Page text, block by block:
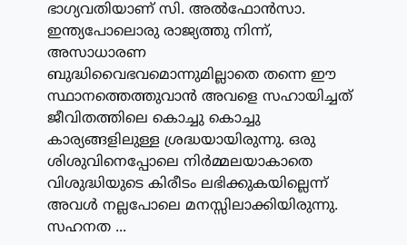
ഭാഗ്യവതിയാണ് സി. അല്‍ഫോന്‍സാ.
ഇന്ത്യപോലൊരു രാജ്യത്തു നിന്ന്,
അസാധാരണ
ബുദ്ധിവൈഭവമൊന്നുമില്ലാതെ തന്നെ ഈ
സ്ഥാനത്തെത്തുവാന്‍ അവളെ സഹായിച്ചത്
ജീവിതത്തിലെ കൊച്ചു കൊച്ചു
കാര്യങ്ങളിലുള്ള ശ്രദ്ധയായിരുന്നു. ഒരു
ശിശുവിനെപ്പോലെ നിര്‍മ്മലയാകാതെ
വിശുദ്ധിയുടെ കിരീടം ലഭിക്കുകയില്ലെന്ന്
അവള്‍ നല്ലപോലെ മനസ്സിലാക്കിയിരുന്നു.
സഹനത ...